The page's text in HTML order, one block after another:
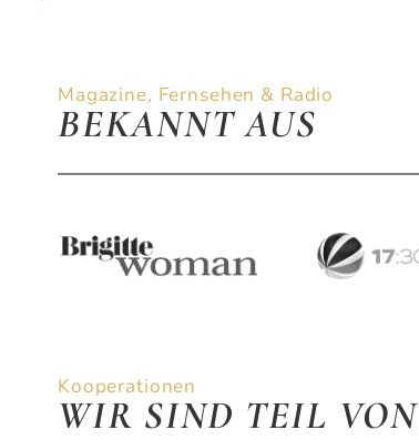
Magazine, Fernsehen & Radio
BEKANNT AUS
Kooperationen
WIR SIND TEIL VON